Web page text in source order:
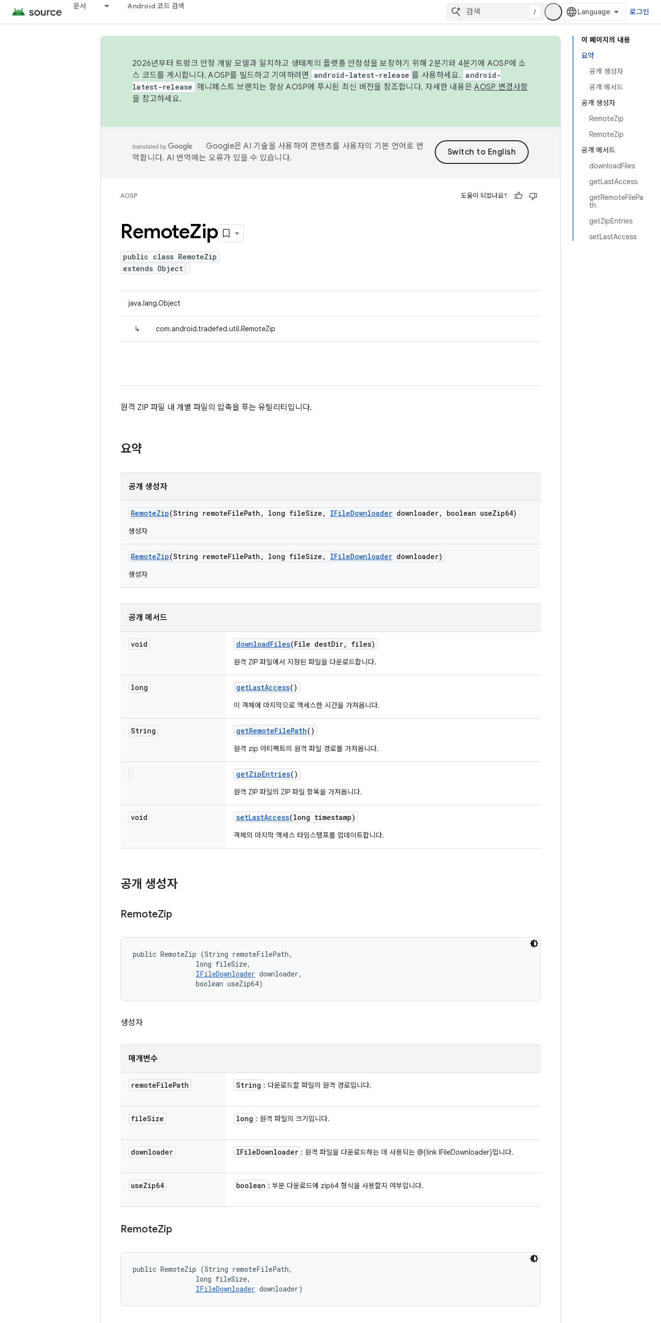
문서 Android 코드 검색
/ 로그인
이 페이지의 내용
요약
공개 생성자
공개 메서드
공개 생성자
RemoteZip
RemoteZip
공개 메서드
downloadFiles
getLastAccess
getRemoteFilePa
th
getZipEntries
setLastAccess
2026년부터 트렁크 안정 개발 모델과 일치하고 생태계의 플랫폼 안정성을 보장하기 위해 2분기와 4분기에 AOSP에 소
스 코드를 게시합니다. AOSP를 빌드하고 기여하려면
android-latest-release 를 사용하세요. android-
latest-release
매니페스트 브랜치는 항상 AOSP에 푸시된 최신 버전을 참조합니다. 자세한 내용은AOSP 변경사항
을 참고하세요.
Google은 AI 기술을 사용하여 콘텐츠를 사용자의 기본 언어로 번
역합니다. AI 번역에는 오류가 있을 수 있습니다.
AOSP 도움이 되었나요?
RemoteZip
public class RemoteZip
extends Object
java.lang.Object
↳ com.android.tradefed.util.RemoteZip
원격 ZIP 파일 내 개별 파일의 압축을 푸는 유틸리티입니다.
요약
공개 생성자
RemoteZip(String remoteFilePath , long fileSize , IFileDownloader downloader, boolean useZip64)
생성자
RemoteZip(String remoteFilePath , long fileSize , IFileDownloader downloader)
생성자
공개 메서드
void downloadFiles(File destDir, files)
원격 ZIP 파일에서 지정된 파일을 다운로드합니다.
long getLastAccess()
이 객체에 마지막으로 액세스한 시간을 가져옵니다.
String getRemoteFilePath()
원격 zip 아티팩트의 원격 파일 경로를 가져옵니다.
getZipEntries()
원격 ZIP 파일의 ZIP 파일 항목을 가져옵니다.
void setLastAccess(long timestamp)
객체의 마지막 액세스 타임스탬프를 업데이트합니다.
공개 생성자
RemoteZip
public RemoteZip (String remoteFilePath,
                long fileSize,
IFileDownloader downloader,
                boolean useZip64)
생성자
매개변수
remoteFilePath String : 다운로드할 파일의 원격 경로입니다.
fileSize long : 원격 파일의 크기입니다.
downloader IFileDownloader : 원격 파일을 다운로드하는 데 사용되는 @{link IFileDownloader}입니다.
useZip64 boolean : 부분 다운로드에 zip64 형식을 사용할지 여부입니다.
RemoteZip
public RemoteZip (String remoteFilePath,
                long fileSize,
IFileDownloader downloader)